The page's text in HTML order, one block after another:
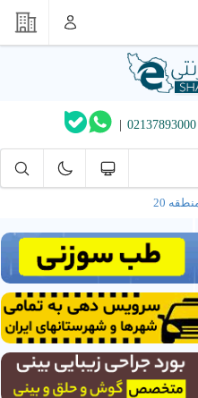
02137893000
|
20